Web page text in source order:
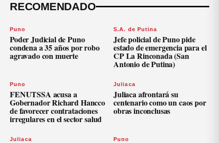
RECOMENDADO
Puno
Poder Judicial de Puno
condena a 35 años por robo
agravado con muerte
S.A. de Putina
Jefe policial de Puno pide
estado de emergencia para el
CP La Rinconada (San
Antonio de Putina)
Puno
FENUTSSA acusa a
Gobernador Richard Hancco
de favorecer contrataciones
irregulares en el sector salud
Juliaca
Juliaca afrontará su
centenario como un caos por
obras inconclusas
Juliaca Puno